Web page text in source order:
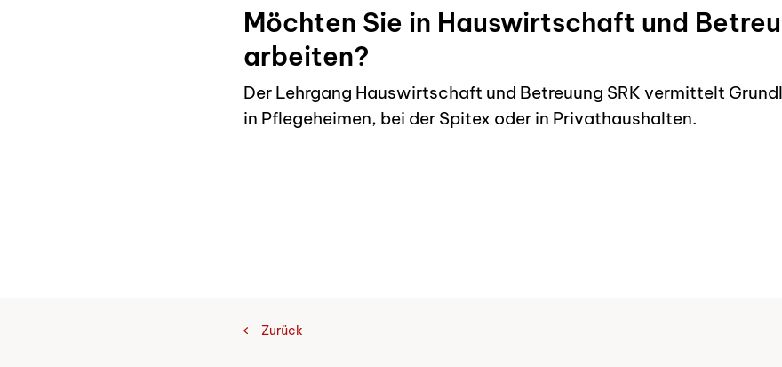
Möchten Sie in Hauswirtschaft und
arbeiten?
Der Lehrgang Hauswirtschaft und Betreuung SRK vermittelt
in Pflegeheimen, bei der Spitex oder in Privathaushalten.
Zurück